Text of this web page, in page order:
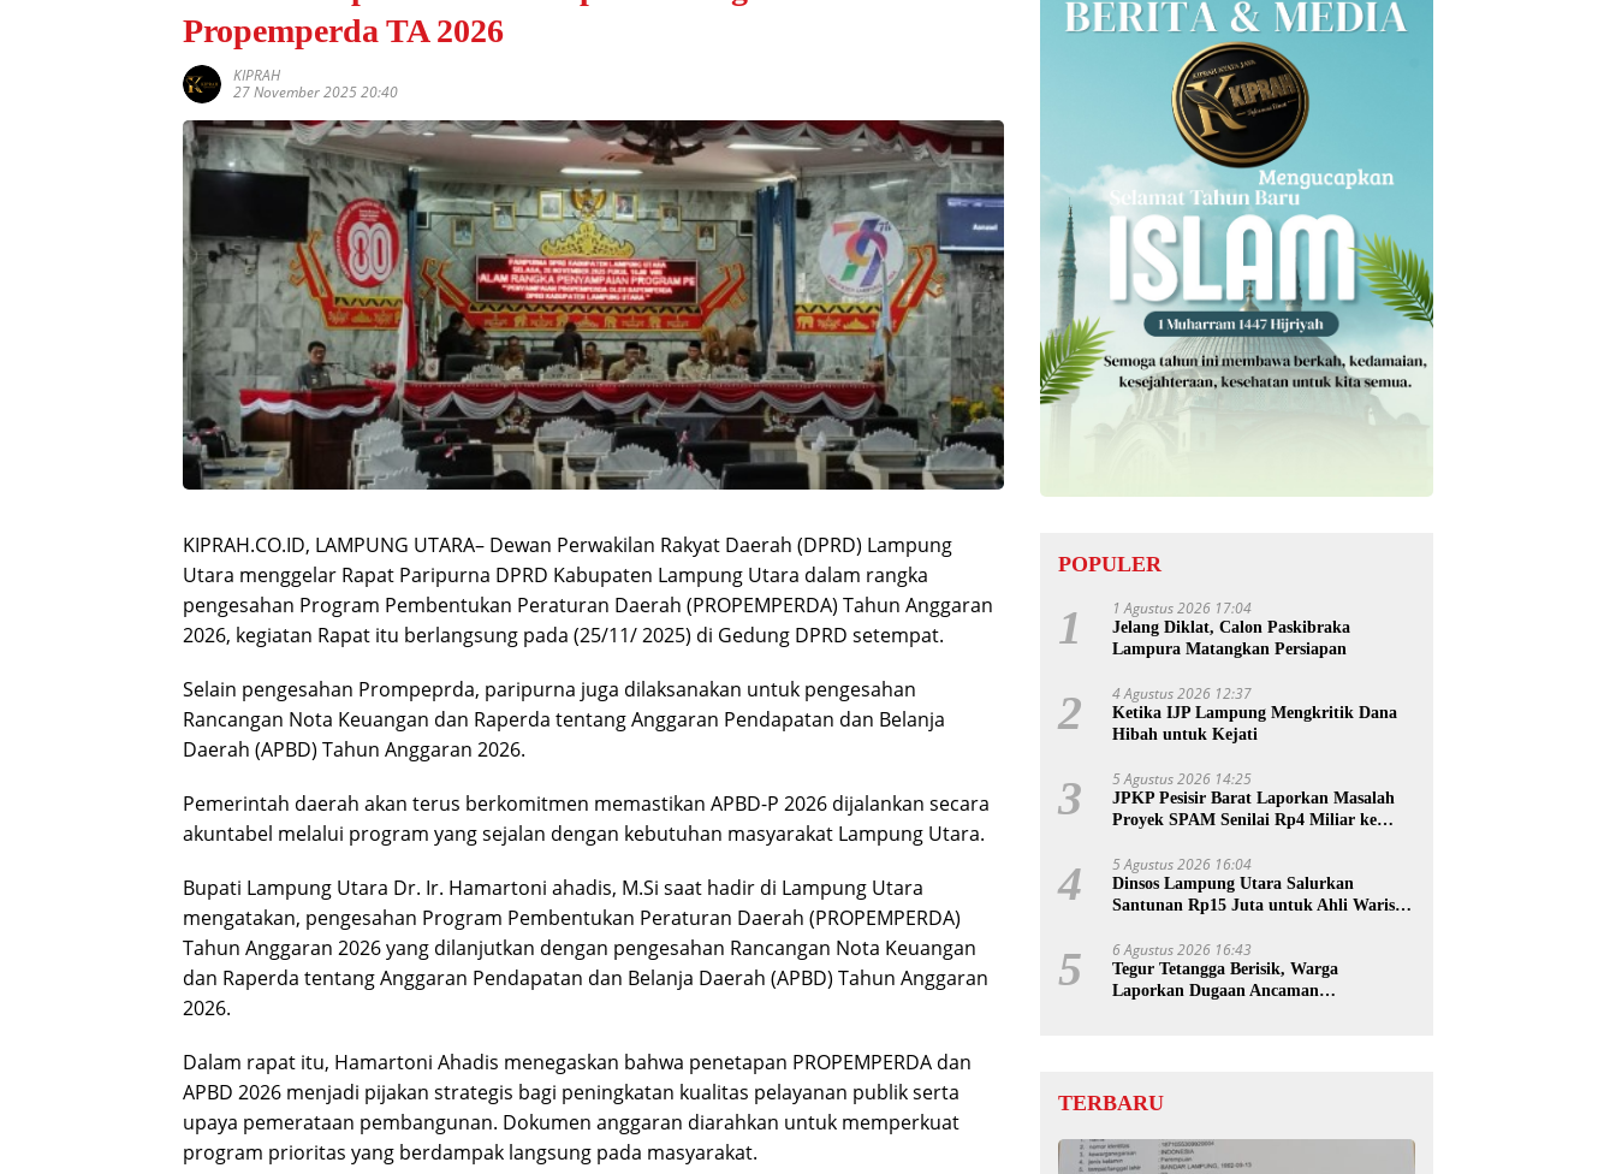
Propemperda TA 2026
KIPRAH
27 November 2025 20:40
KIPRAH.CO.ID, LAMPUNG UTARA– Dewan Perwakilan Rakyat Daerah (DPRD) Lampung
Utara menggelar Rapat Paripurna DPRD Kabupaten Lampung Utara dalam rangka
pengesahan Program Pembentukan Peraturan Daerah (PROPEMPERDA) Tahun Anggaran
2026, kegiatan Rapat itu berlangsung pada (25/11/ 2025) di Gedung DPRD setempat.
Selain pengesahan Prompeprda, paripurna juga dilaksanakan untuk pengesahan
Rancangan Nota Keuangan dan Raperda tentang Anggaran Pendapatan dan Belanja
Daerah (APBD) Tahun Anggaran 2026.
Pemerintah daerah akan terus berkomitmen memastikan APBD-P 2026 dijalankan secara
akuntabel melalui program yang sejalan dengan kebutuhan masyarakat Lampung Utara.
Bupati Lampung Utara Dr. Ir. Hamartoni ahadis, M.Si saat hadir di Lampung Utara
mengatakan, pengesahan Program Pembentukan Peraturan Daerah (PROPEMPERDA)
Tahun Anggaran 2026 yang dilanjutkan dengan pengesahan Rancangan Nota Keuangan
dan Raperda tentang Anggaran Pendapatan dan Belanja Daerah (APBD) Tahun Anggaran
2026.
Dalam rapat itu, Hamartoni Ahadis menegaskan bahwa penetapan PROPEMPERDA dan
APBD 2026 menjadi pijakan strategis bagi peningkatan kualitas pelayanan publik serta
upaya pemerataan pembangunan. Dokumen anggaran diarahkan untuk memperkuat
program prioritas yang berdampak langsung pada masyarakat.
POPULER
1 1 Agustus 2026 17:04
Jelang Diklat, Calon Paskibraka
Lampura Matangkan Persiapan
2 4 Agustus 2026 12:37
Ketika IJP Lampung Mengkritik Dana
Hibah untuk Kejati
3 5 Agustus 2026 14:25
JPKP Pesisir Barat Laporkan Masalah
Proyek SPAM Senilai Rp4 Miliar ke
4 5 Agustus 2026 16:04
Dinsos Lampung Utara Salurkan
Santunan Rp15 Juta untuk Ahli Waris
5 6 Agustus 2026 16:43
Tegur Tetangga Berisik, Warga
Laporkan Dugaan Ancaman
TERBARU